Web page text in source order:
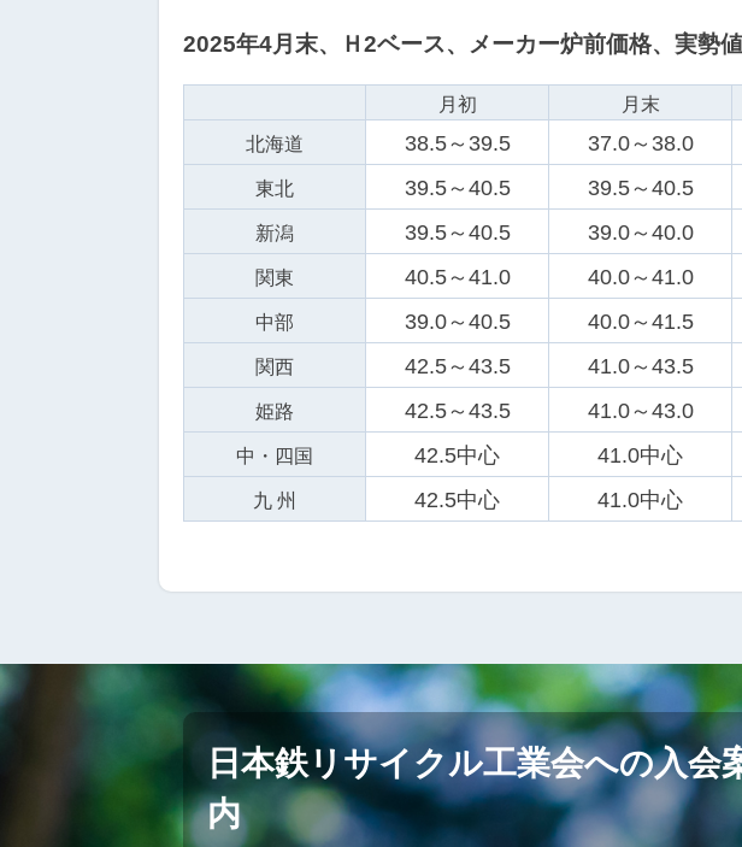
2025年4月末、Ｈ2ベース、メーカー炉前価格、実勢値
月初 月末
北海道
38.5～39.5 37.0～38.0
東北 39.5～40.5 39.5～40.5
新潟 39.5～40.5 39.0～40.0
関東 40.5～41.0 40.0～41.0
中部 39.0～40.5 40.0～41.5
関西 42.5～43.5 41.0～43.5
姫路 42.5～43.5 41.0～43.0
中・四国 42.5中心 41.0中心
九 州 42.5中心 41.0中心
日本鉄リサイクル工業会への入会
内